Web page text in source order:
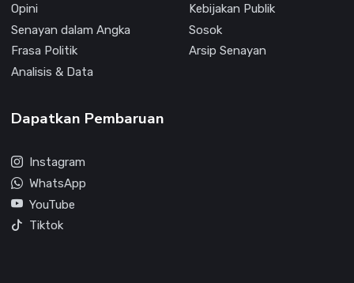
Opini
Kebijakan Publik
Senayan dalam Angka
Sosok
Frasa Politik
Arsip Senayan
Analisis & Data
Dapatkan Pembaruan
Instagram
WhatsApp
YouTube
Tiktok